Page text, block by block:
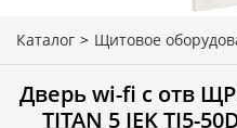
Каталог > Щитовое
Дверь wi-fi с отв
TITAN 5 IEK TI5-